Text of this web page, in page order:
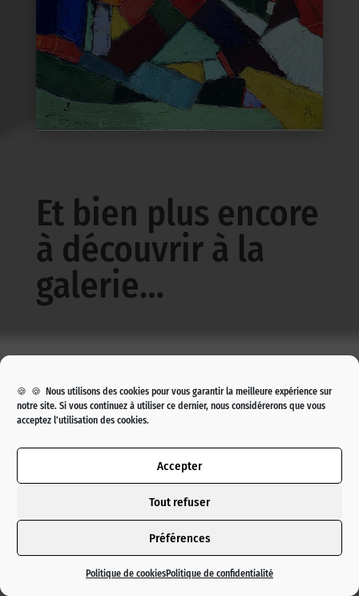
🍪 🍪 Nous utilisons des cookies pour vous garantir la meilleure expérience sur
notre site. Si vous continuez à utiliser ce dernier, nous considérerons que vous
acceptez l'utilisation des cookies.
Accepter
Tout refuser
Préférences
Politique de cookiesPolitique de confidentialité
Et bien plus encore
à découvrir à la
galerie…
Suivre les actualités de la
galerie
Inscrivez-vous